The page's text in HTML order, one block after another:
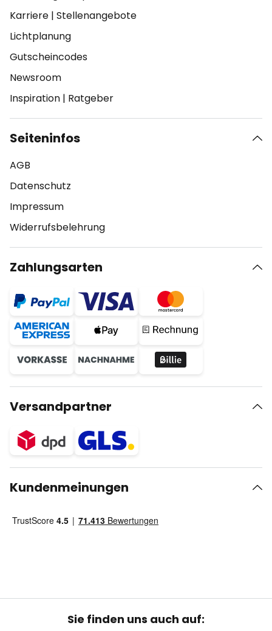
Karriere | Stellenangebote
Lichtplanung
Gutscheincodes
Newsroom
Inspiration | Ratgeber
Seiteninfos
AGB
Datenschutz
Impressum
Widerrufsbelehrung
Zahlungsarten
Versandpartner
Kundenmeinungen
Sie finden uns auch auf: